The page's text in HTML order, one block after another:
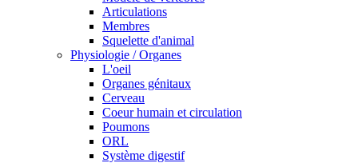
Articulations
Membres
Squelette d'animal
Physiologie / Organes
L'oeil
Organes génitaux
Cerveau
Coeur humain et circulation
Poumons
ORL
Système digestif